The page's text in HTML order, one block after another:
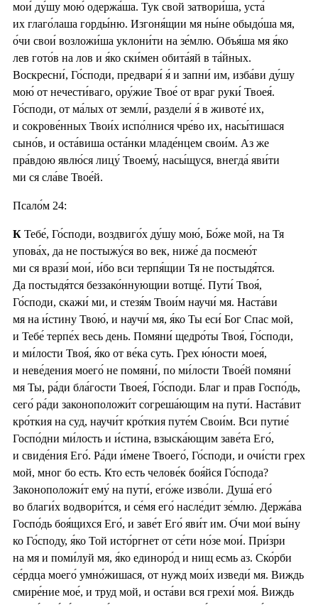
мои́ ду́шу мою́ одержа́ша. Тук свой затвори́ша, уста́
их глаго́лаша горды́ню. Изгоня́щии мя ны́не обыдо́ша мя,
о́чи свои́ возложи́ша уклони́ти на зе́млю. Объя́ша мя я́ко
лев гото́в на лов и я́ко ски́мен обита́яй в та́йных.
Воскресни́, Го́споди, предвари́ я́ и запни́ им, изба́ви ду́шу
мою́ от нечести́ваго, ору́жие Твое́ от враг руки́ Твоея́.
Го́споди, от ма́лых от земли́, раздели́ я́ в животе́ их,
и сокрове́нных Твои́х испо́лнися чре́во их, насы́тишася
сыно́в, и оста́виша оста́нки младе́нцем свои́м. Аз же
пра́вдою явлю́ся лицу́ Твоему́, насы́щуся, внегда́ яви́ти
ми ся сла́ве Твое́й.
Псало́м 24:
К Тебе́, Го́споди, воздвиго́х ду́шу мою́, Бо́же мой, на Тя
упова́х, да не постыжу́ся во век, ниже́ да посмею́т
ми ся врази́ мои́, и́бо вси терпя́щии Тя не постыдя́тся.
Да постыдя́тся беззако́ннующии вотще́. Пути́ Твоя́,
Го́споди, скажи́ ми, и стезя́м Твои́м научи́ мя. Наста́ви
мя на и́стину Твою́, и научи́ мя, я́ко Ты еси́ Бог Спас мой,
и Тебе́ терпе́х весь день. Помяни́ щедро́ты Твоя́, Го́споди,
и ми́лости Твоя́, я́ко от ве́ка суть. Грех ю́ности моея́,
и неве́дения моего́ не помяни́, по ми́лости Твое́й помяни́
мя Ты, ра́ди бла́гости Твоея́, Го́споди. Благ и прав Госпо́дь,
сего́ ра́ди законоположи́т согреша́ющим на пути́. Наста́вит
кро́ткия на суд, научи́т кро́ткия путе́м Свои́м. Вси путие́
Госпо́дни ми́лость и и́стина, взыска́ющим заве́та Его́,
и свиде́ния Его́. Ра́ди и́мене Твоего́, Го́споди, и очи́сти грех
мой, мног бо есть. Кто есть челове́к боя́йся Го́спода?
Законоположи́т ему́ на пути́, его́же изво́ли. Душа́ его́
во благи́х водвори́тся, и се́мя его́ насле́дит зе́млю. Держа́ва
Госпо́дь боя́щихся Его́, и заве́т Его́ яви́т им. О́чи мои́ вы́ну
ко Го́споду, я́ко Той исто́ргнет от се́ти но́зе мои́. При́зри
на мя и поми́луй мя, я́ко единоро́д и нищ есмь аз. Ско́рби
се́рдца моего́ умно́жишася, от нужд мои́х изведи́ мя. Виждь
смире́ние мое́, и труд мой, и оста́ви вся грехи́ моя́. Виждь